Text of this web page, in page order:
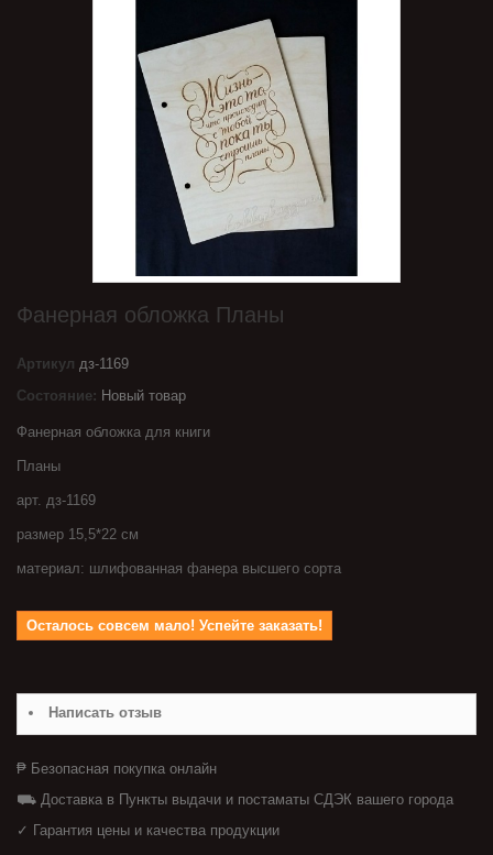
Фанерная обложка Планы
Артикул дз-1169
Состояние: Новый товар
Фанерная обложка для книги
Планы
арт. дз-1169
размер 15,5*22 см
материал: шлифованная фанера высшего сорта
Осталось совсем мало! Успейте заказать!
Написать отзыв
₱ Безопасная покупка онлайн
⛟ Доставка в Пункты выдачи и постаматы СДЭК вашего города
✓ Гарантия цены и качества продукции